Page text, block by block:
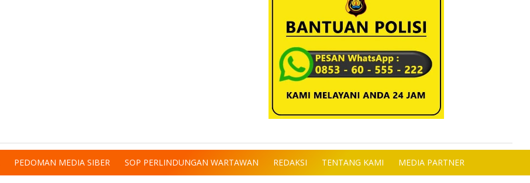
PEDOMAN MEDIA SIBER SOP PERLINDUNGAN WARTAWAN REDAKSI TENTANG KAMI MEDIA PARTNER